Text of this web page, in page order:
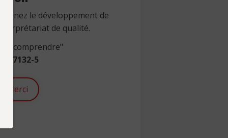
le développement de
de qualité.
comprendre"
01-67132-5
Merci